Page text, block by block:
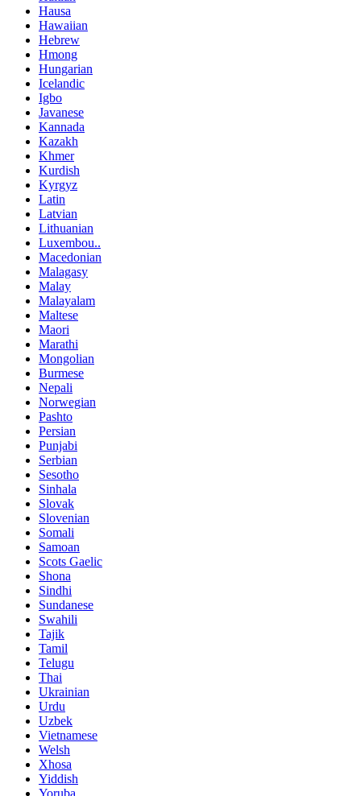
Hausa
Hawaiian
Hebrew
Hmong
Hungarian
Icelandic
Igbo
Javanese
Kannada
Kazakh
Khmer
Kurdish
Kyrgyz
Latin
Latvian
Lithuanian
Luxembou..
Macedonian
Malagasy
Malay
Malayalam
Maltese
Maori
Marathi
Mongolian
Burmese
Nepali
Norwegian
Pashto
Persian
Punjabi
Serbian
Sesotho
Sinhala
Slovak
Slovenian
Somali
Samoan
Scots Gaelic
Shona
Sindhi
Sundanese
Swahili
Tajik
Tamil
Telugu
Thai
Ukrainian
Urdu
Uzbek
Vietnamese
Welsh
Xhosa
Yiddish
Yoruba